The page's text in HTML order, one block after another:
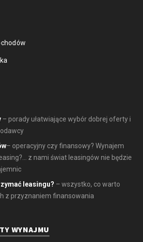
– porady ułatwiające wybór dobrej oferty i
– operacyjny czy finansowy? Wynajem
z nami świat leasingów nie będzie
leasingu? – wszystko, co warto
z przyznaniem finansowania
WYNAJMU